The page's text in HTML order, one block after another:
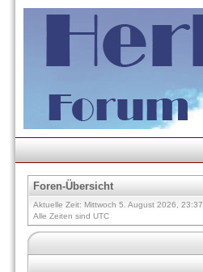
Foren-Übersicht
Aktuelle Zeit: Mittwoch 5. August 2026, 23:37
Alle Zeiten sind UTC